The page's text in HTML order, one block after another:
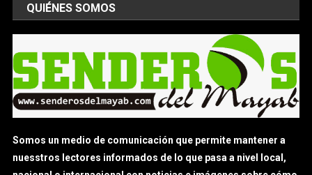
QUIÉNES SOMOS
Somos un medio de comunicación que permite mantener a
nuesstros lectores informados de lo que pasa a nivel local,